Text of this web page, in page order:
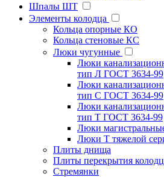
Шпалы ШТ
Элементы колодца
Кольца опорные КО
Кольца стеновые КС
Люки чугунные
Люки
тип Л ГОСТ 3634-99
Люки
тип С ГОСТ 3634-99
Люки
тип Т ГОСТ 3634-99
Люки
Люки Т тяжелой
Плиты днища
Плиты перекрытия
Стремянки